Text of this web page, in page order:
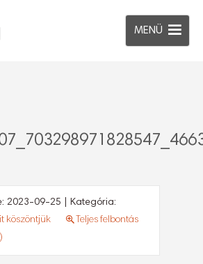
MENÜ
2023-09-25 | Kategória:
köszöntjük
Teljes felbontás